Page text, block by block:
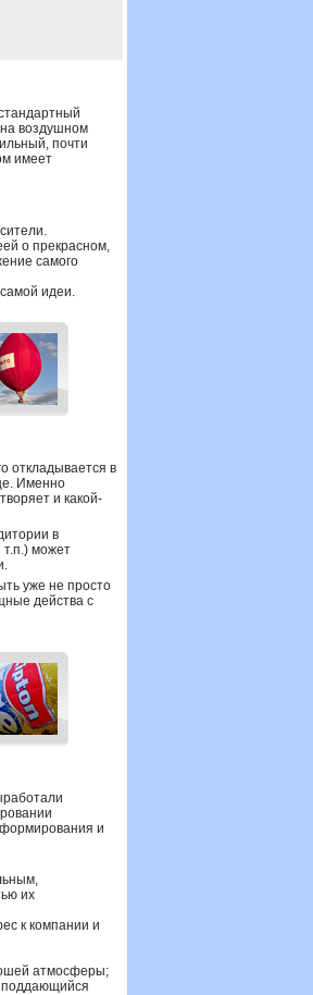
воздушном
почти
имеет
о прекрасном,
самого
идеи.
откладывается в
Именно
и какой-
в
может
уже не просто
действа с
и
их
к компании и
атмосферы;
поддающийся